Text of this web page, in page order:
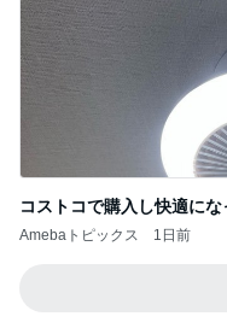
コストコで購入し快適にな
Amebaトピックス 1日前